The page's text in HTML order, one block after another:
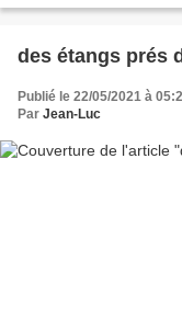
des étangs prés
Publié le 22/05/2021 à
Par Jean-Luc